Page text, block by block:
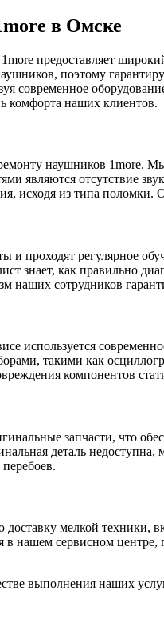
в Омске
предоставляет
поэтому
современное
комфорта наших клиентов.
наушников 1more.
являются отсутствие
исходя из типа
и проходят регулярное
знает, как правильно
наших сотрудников
используется
такими как
компонентов
запчасти, что
деталь
мелкой техники,
в нашем сервисном
выполнения наших